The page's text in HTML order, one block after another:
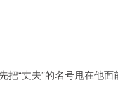
“丈夫”的名号甩在他面